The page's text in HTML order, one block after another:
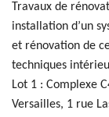
Travaux de
installation d’un
et rénovation de
techniques
Lot 1 : Complexe
Versailles, 1 rue